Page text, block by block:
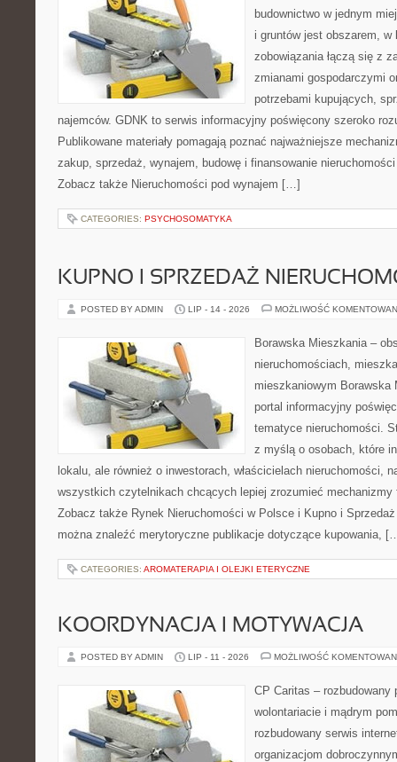
budownictwo w jednym
i gruntów jest obszarem, w
zobowiązania łączą się z
zmianami gospodarczymi
potrzebami kupujących,
najemców. GDNK to serwis informacyjny poświęcony szeroko
Publikowane materiały pomagają poznać najważniejsze
zakup, sprzedaż, wynajem, budowę i finansowanie
Zobacz także Nieruchomości pod wynajem […]
CATEGORIES: PSYCHOSOMATYKA
KUPNO I SPRZEDAŻ
POSTED BY ADMIN LIP - 14 - 2026 MOŻLIWOŚĆ
Borawska Mieszkania –
nieruchomościach,
mieszkaniowym Borawska
portal informacyjny
tematyce nieruchomości.
z myślą o osobach, które
lokalu, ale również o inwestorach, właścicielach nieruchomości,
wszystkich czytelnikach chcących lepiej zrozumieć mechanizmy
Zobacz także Rynek Nieruchomości w Polsce i Kupno i
można znaleźć merytoryczne publikacje dotyczące kupowania,
CATEGORIES: AROMATERAPIA I OLEJKI ETERYCZNE
KOORDYNACJA I MOTYWACJA
POSTED BY ADMIN LIP - 11 - 2026 MOŻLIWOŚĆ
CP Caritas – rozbudowany
wolontariacie i mądrym
rozbudowany serwis
organizacjom